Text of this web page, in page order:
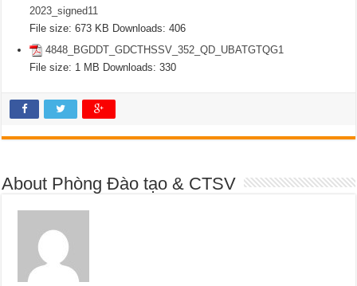
2023_signed11
File size: 673 KB Downloads: 406
4848_BGDDT_GDCTHSSV_352_QD_UBATGTQG1
File size: 1 MB Downloads: 330
About Phòng Đào tạo & CTSV